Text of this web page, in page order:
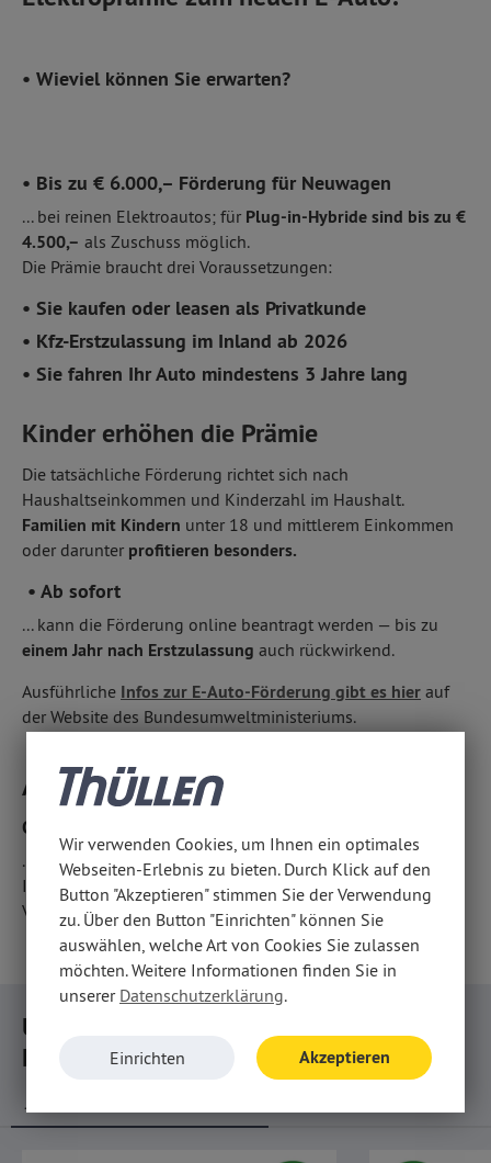
• Wieviel können Sie erwarten?
• Bis zu € 6.000,– Förderung für Neuwagen
... bei reinen Elektroautos; für Plug-in-Hybride sind bis zu €
4.500,– als Zuschuss möglich.
Die Prämie braucht drei Voraussetzungen:
• Sie kaufen oder leasen als Privatkunde
• Kfz-Erstzulassung im Inland ab 2026
• Sie fahren Ihr Auto mindestens 3 Jahre lang
Kinder erhöhen die Prämie
Die tatsächliche Förderung richtet sich nach
Haushaltseinkommen und Kinderzahl im Haushalt.
Familien mit Kindern unter 18 und mittlerem Einkommen
oder darunter profitieren besonders.
• Ab sofort
... kann die Förderung online beantragt werden — bis zu
einem Jahr nach Erstzulassung auch rückwirkend.
Ausführliche Infos zur E-Auto-Förderung gibt es hier auf
der Website des Bundesumweltministeriums.
Also: Wann, wenn nicht jetzt?!
Ob Kleinwagen, Limousine, Kombi, SUV, Van ...
... in unserem Angebot finden Sie in allen Fahrzeugklassen
Ihren "Stromer" als attraktive Alternative zum
Verbrennungsmotor!
Unsere Top-Angebote für neue Elektro-
Fiats
...NACH IHREM WUNSCH BESTELLBAR
Wir verwenden Cookies, um Ihnen ein optimales
Webseiten-Erlebnis zu bieten. Durch Klick auf den
Button "Akzeptieren" stimmen Sie der Verwendung
zu. Über den Button "Einrichten" können Sie
auswählen, welche Art von Cookies Sie zulassen
möchten. Weitere Informationen finden Sie in
unserer Datenschutzerklärung.
Einrichten Akzeptieren